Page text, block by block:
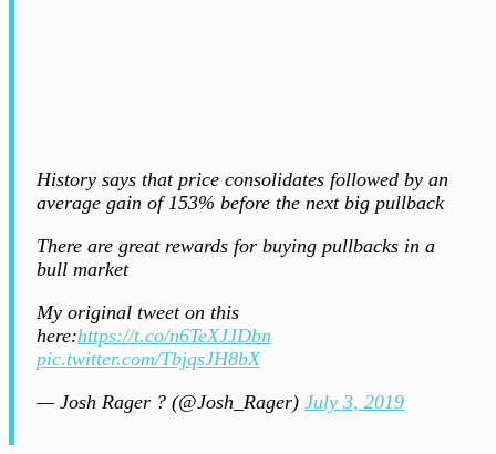
History says that price consolidates followed by an
average gain of 153% before the next big pullback
There are great rewards for buying pullbacks in a
bull market
My original tweet on this
here:https://t.co/n6TeXJJDbn
pic.twitter.com/TbjqsJH8bX
— Josh Rager ? (@Josh_Rager) July 3, 2019